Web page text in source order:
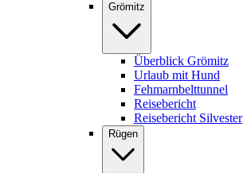
Grömitz
Überblick Grömitz
Urlaub mit Hund
Fehmarnbelttunnel
Reisebericht
Reisebericht Silvester
Rügen